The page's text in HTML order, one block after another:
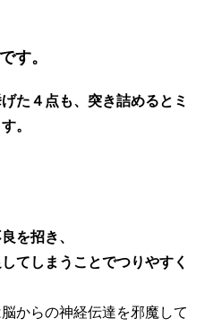
す。
た４点も、突き詰めるとミ
。
を招き、
てしまうことでつりやすく
からの神経伝達を邪魔して